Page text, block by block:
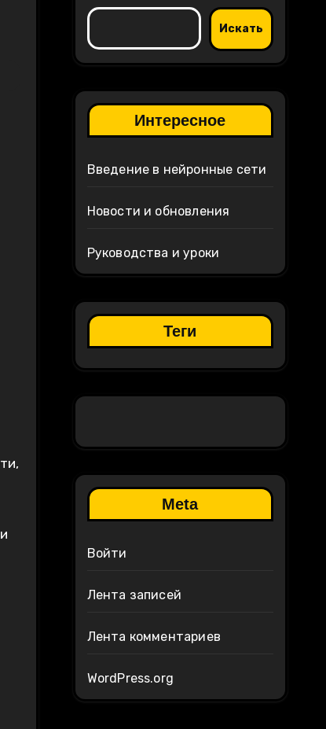
Искать
Интересное
Введение в нейронные сети
Новости и обновления
Руководства и уроки
Теги
Meta
Войти
Лента записей
Лента комментариев
WordPress.org